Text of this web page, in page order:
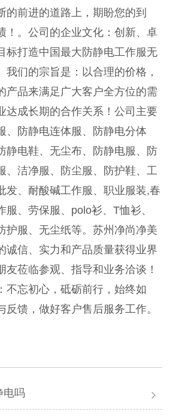
的前进的道路上，期盼您的到
！。公司的企业文化：创新、卓
标打造中国最大防静电工作服无
我们的宗旨是：以合理的价格，
产品来满足广大客户全方位的需
达成长期的合作关系！公司主要
、防静电连体服、防静电分体
静电鞋、无尘布、防静电服、防
、洁净服、防尘服、防护鞋、工
发、耐酸碱工作服、职业服装,春
服、劳保服、polo衫、T恤衫、
护服、无尘纸等。苏州净尚净美
诚信、实力和产品质量获得业界
友莅临参观、指导和业务洽谈！
不忘初心，砥砺前行，始终如
反馈，做好客户售后服务工作。
电吗